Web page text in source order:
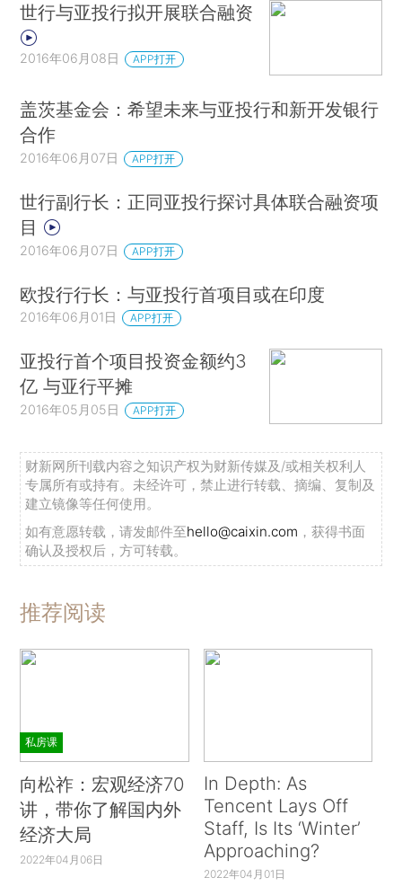
世行与亚投行拟开展联合融资
2016年06月08日 APP打开
盖茨基金会：希望未来与亚投行和新开发银行
合作
2016年06月07日 APP打开
世行副行长：正同亚投行探讨具体联合融资项
目
2016年06月07日 APP打开
欧投行行长：与亚投行首项目或在印度
2016年06月01日 APP打开
亚投行首个项目投资金额约3
亿 与亚行平摊
2016年05月05日 APP打开
财新网所刊载内容之知识产权为财新传媒及/或相关权利人
专属所有或持有。未经许可，禁止进行转载、摘编、复制及
建立镜像等任何使用。
如有意愿转载，请发邮件至hello@caixin.com ，获得书面
确认及授权后，方可转载。
推荐阅读
私房课
向松祚：宏观经济70
讲，带你了解国内外
经济大局
2022年04月06日
In Depth: As
Tencent Lays Off
Staff, Is Its ‘Winter’
Approaching?
2022年04月01日